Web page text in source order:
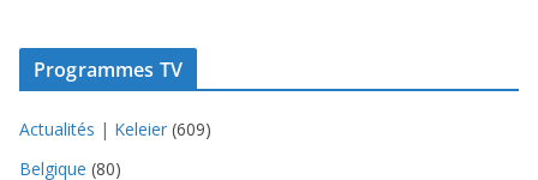
Programmes TV
Actualités | Keleier (609)
Belgique (80)